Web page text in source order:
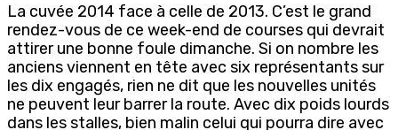
La cuvée 2014 face à celle de 2013. C’est le grand
rendez-vous de ce week-end de courses qui devrait
attirer une bonne foule dimanche. Si on nombre les
anciens viennent en tête avec six représentants sur
les dix engagés, rien ne dit que les nouvelles unités
ne peuvent leur barrer la route. Avec dix poids lourds
dans les stalles, bien malin celui qui pourra dire avec